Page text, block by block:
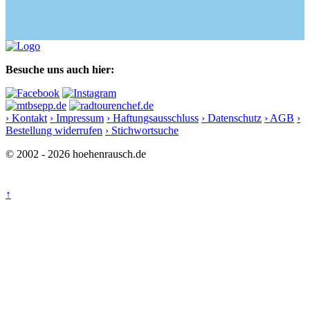
Besuche uns auch hier:
› Kontakt › Impressum › Haftungsausschluss › Datenschutz › AGB ›
Bestellung widerrufen › Stichwortsuche
© 2002 - 2026 hoehenrausch.de
↑